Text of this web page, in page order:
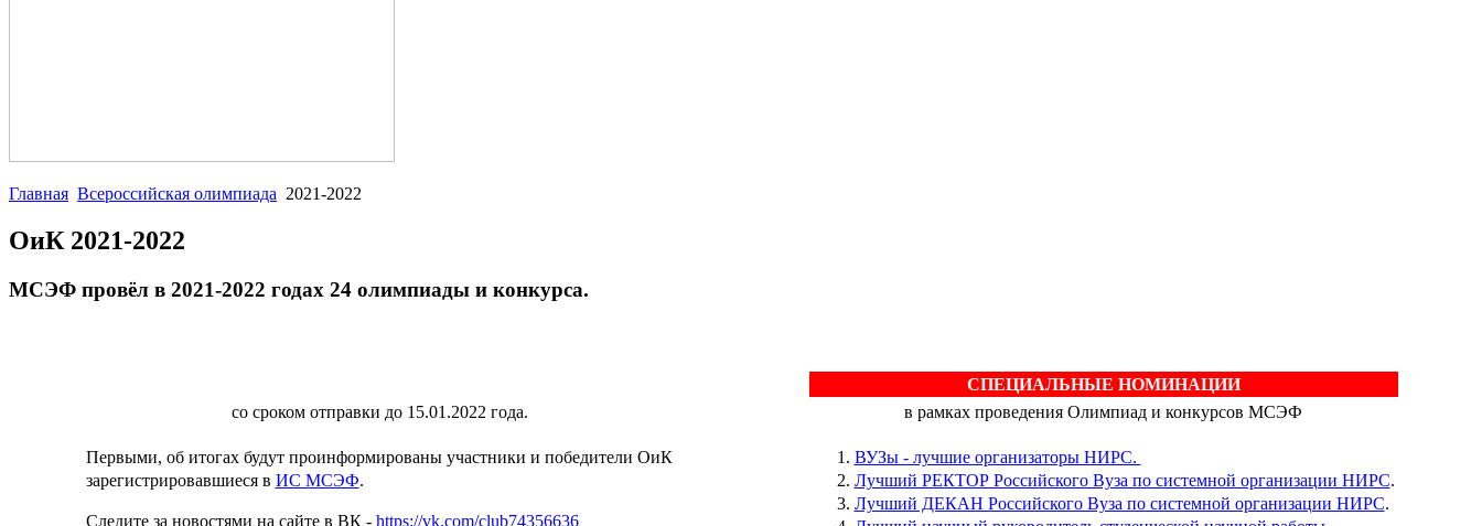
Главная Всероссийская олимпиада 2021-2022
ОиК 2021-2022
МСЭФ провёл в 2021-2022 годах 24 олимпиады и конкурса.
СПЕЦИАЛЬНЫЕ НОМИНАЦИИ
со сроком отправки до 15.01.2022 года.
в рамках проведения Олимпиад и конкурсов МСЭФ
Первыми, об итогах будут проинформированы участники и победители ОиК
зарегистрировавшиеся в ИС МСЭФ.
Следите за новостями на сайте в ВК - https://vk.com/club74356636
ВУЗы - лучшие организаторы НИРС.
Лучший РЕКТОР Российского Вуза по системной организации НИРС.
Лучший ДЕКАН Российского Вуза по системной организации НИРС.